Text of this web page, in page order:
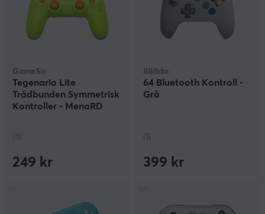
GameSir
Tegenaria Lite
Trådbunden Symmetrisk
Kontroller - MenaRD
(8)
249 kr
8Bitdo
64 Bluetooth Kontroll -
Grå
(1)
399 kr